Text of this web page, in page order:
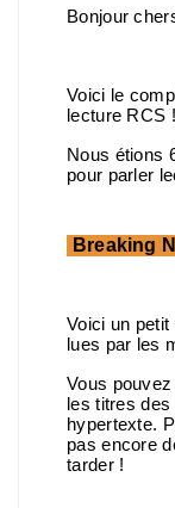
Bonjour
Voici le
lecture RCS !
Nous étions
pour parler
Breaking
Voici un
lues par les
Vous
les titres des
hypertexte.
pas encore
tarder !